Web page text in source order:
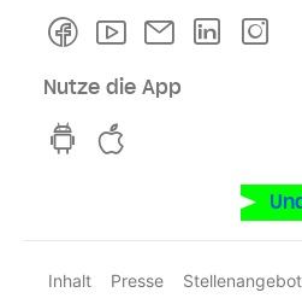
FacebookYoutubeNewsletterLinkedln
Nutze die App
hvv switch App auf
Inhalt Presse